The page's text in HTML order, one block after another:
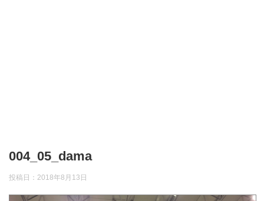
004_05_dama
投稿日： 2018年8月13日